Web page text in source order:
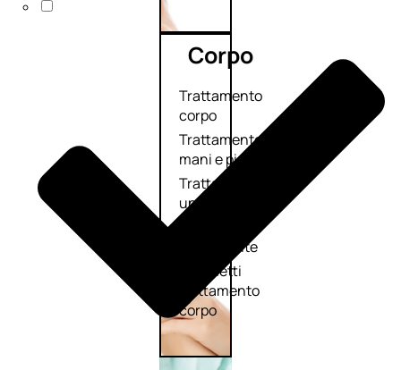
Corpo
Trattamento
corpo
Trattamento
mani e piedi
Trattamento
unghie
Trattamento
anticellulite
Cofanetti
trattamento
corpo